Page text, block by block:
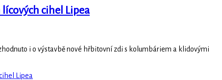
cihel Lipea
i o výstavbě nové hřbitovní zdi s kolumbáriem a klidovými
Lipea